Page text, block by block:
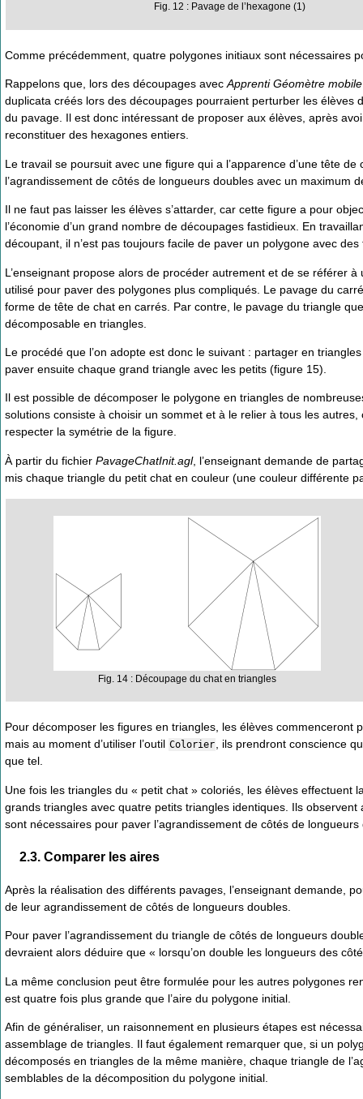
Fig. 12 : Pavage de l’hexagone (1)
Comme précédemment, quatre polygones initiaux sont nécessaires
Rappelons que, lors des découpages avecApprenti Géomètre mobile
duplicata créés lors des découpages pourraient perturber les élèves
du pavage. Il est donc intéressant de proposer aux élèves, après
reconstituer des hexagones entiers.
Le travail se poursuit avec une figure qui a l’apparence d’une tête
l’agrandissement de côtés de longueurs doubles avec un maximum
Il ne faut pas laisser les élèves s’attarder, car cette figure a pour
l’économie d’un grand nombre de découpages fastidieux. En
découpant, il n’est pas toujours facile de paver un polygone avec
L’enseignant propose alors de procéder autrement et de se référer
utilisé pour paver des polygones plus compliqués. Le pavage du
forme de tête de chat en carrés. Par contre, le pavage du triangle
décomposable en triangles.
Le procédé que l’on adopte est donc le suivant : partager en
paver ensuite chaque grand triangle avec les petits (figure 15).
Il est possible de décomposer le polygone en triangles de
solutions consiste à choisir un sommet et à le relier à tous les
respecter la symétrie de la figure.
À partir du fichier PavageChatInit.agl, l’enseignant demande de
mis chaque triangle du petit chat en couleur (une couleur différente
Fig. 14 : Découpage du chat en triangles
Pour décomposer les figures en triangles, les élèves
mais au moment d’utiliser l’outil Colorier, ils prendront conscience
que tel.
Une fois les triangles du « petit chat » coloriés, les élèves
grands triangles avec quatre petits triangles identiques. Ils
sont nécessaires pour paver l’agrandissement de côtés de
2.3. Comparer les aires
Après la réalisation des différents pavages, l’enseignant demande,
de leur agrandissement de côtés de longueurs doubles.
Pour paver l’agrandissement du triangle de côtés de longueurs
devraient alors déduire que « lorsqu’on double les longueurs des
La même conclusion peut être formulée pour les autres polygones
est quatre fois plus grande que l’aire du polygone initial.
Afin de généraliser, un raisonnement en plusieurs étapes est
assemblage de triangles. Il faut également remarquer que, si un
décomposés en triangles de la même manière, chaque triangle de
semblables de la décomposition du polygone initial.